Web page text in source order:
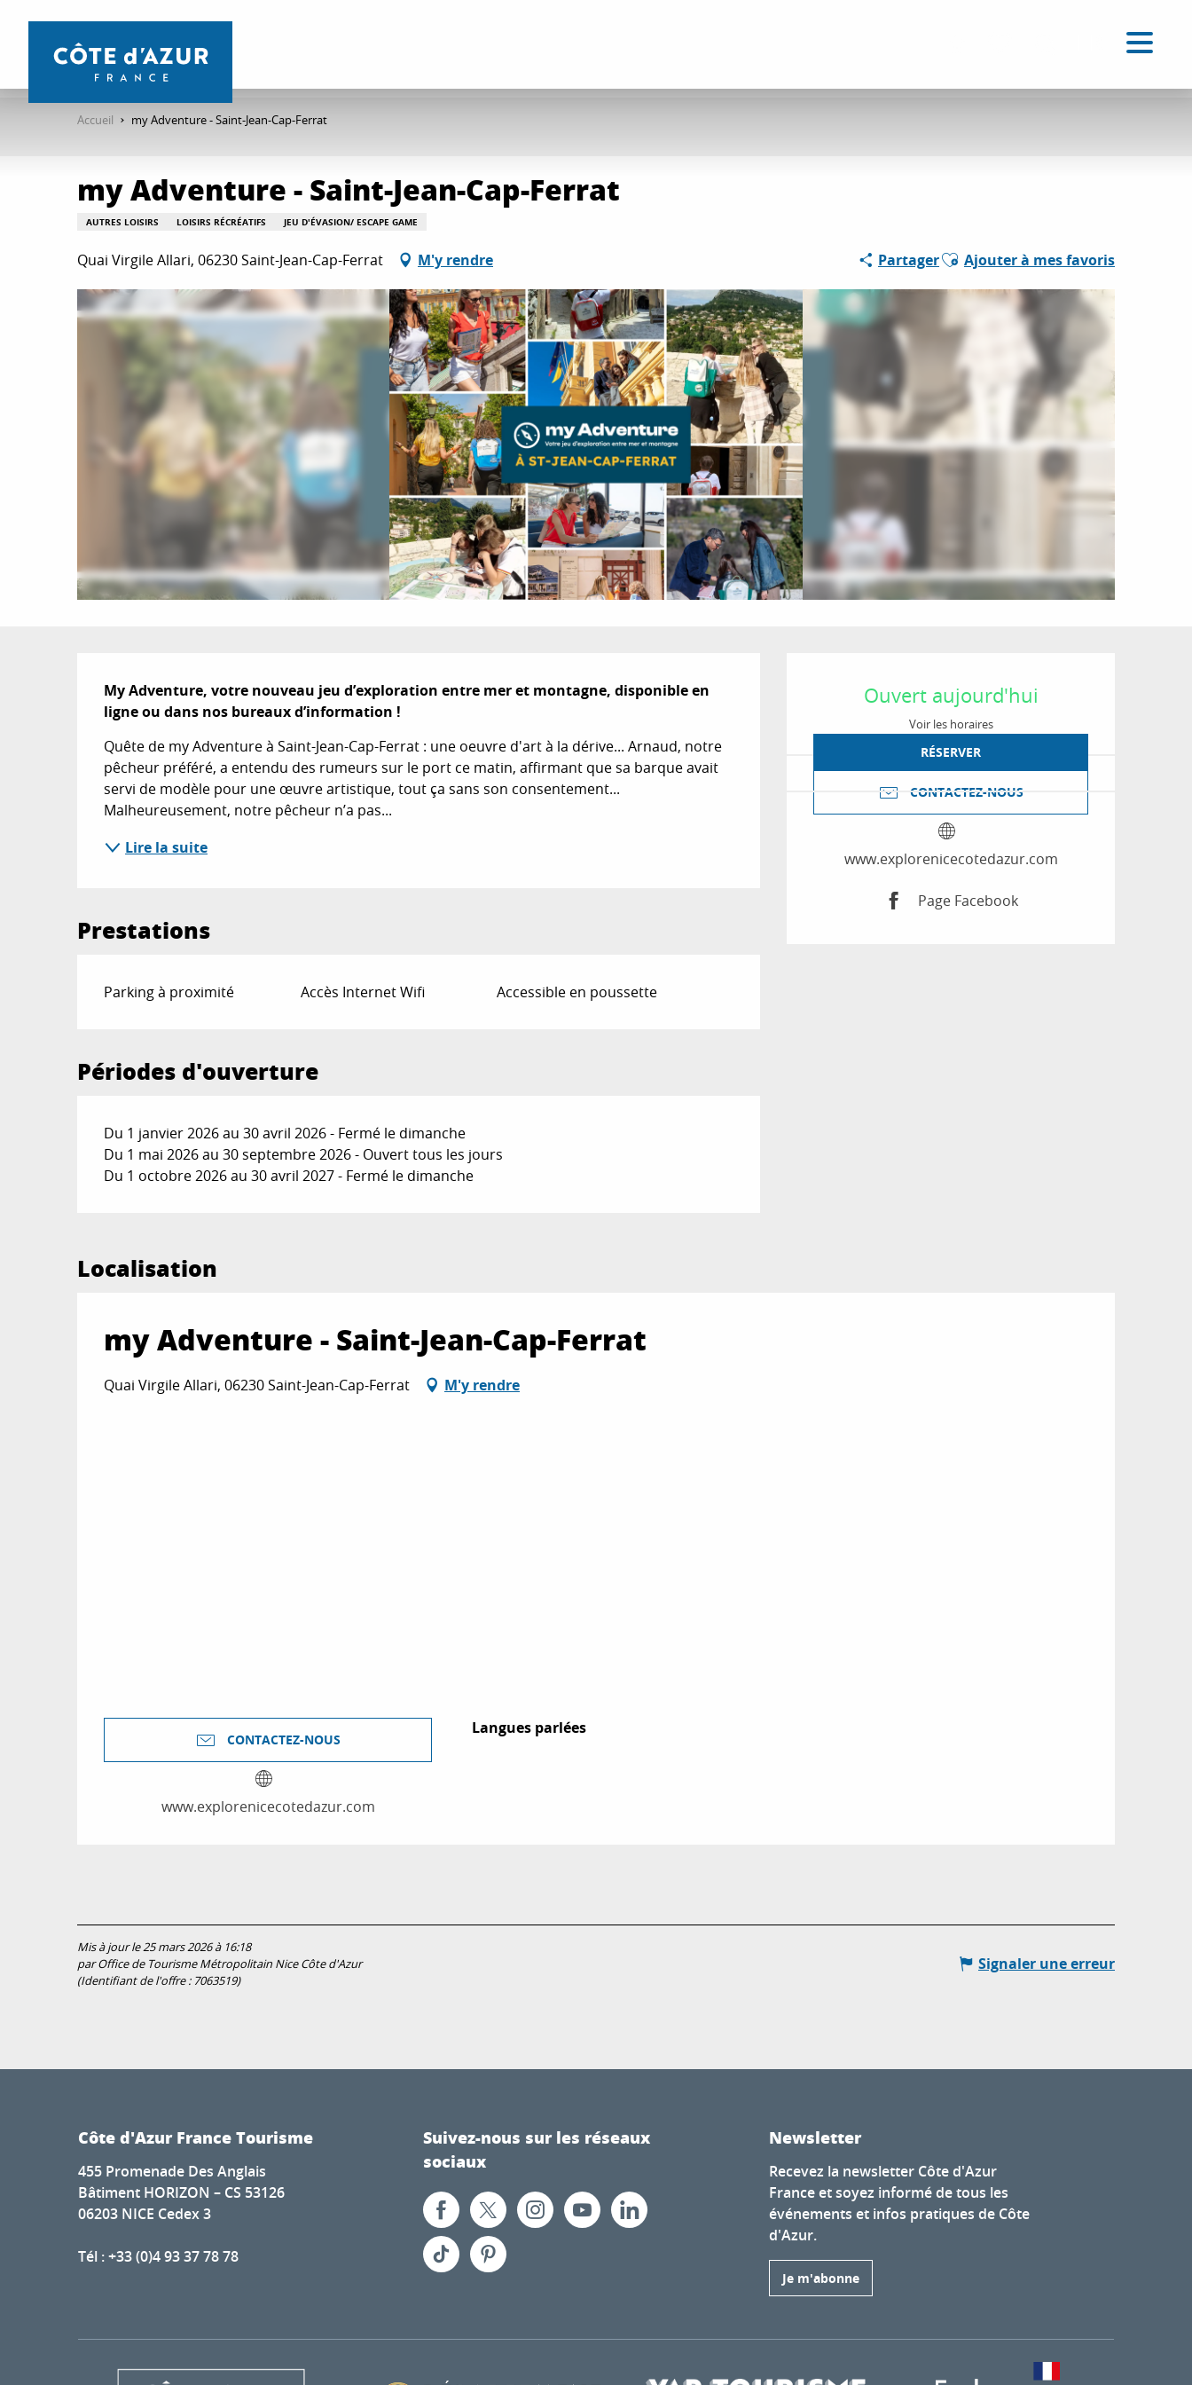
contenu
Accueil my Adventure - Saint-Jean-Cap-Ferrat
my Adventure - Saint-Jean-Cap-Ferrat
AUTRES LOISIRS LOISIRS RÉCRÉATIFS JEU D'ÉVASION/ ESCAPE GAME
Quai Virgile Allari, 06230 Saint-Jean-Cap-Ferrat M'y rendre PartagerAjouter aux favoris
Ajouter à mes favoris
Ouverture et
Ouvert aujourd'hui
Voir les horaires
RÉSERVER
CONTACTEZ-NOUS
www.explorenicecotedazur.com
Page Facebook
Description
My Adventure, votre nouveau jeu d’exploration entre mer et montagne, disponible en
ligne ou dans nos bureaux d’information !
Quête de my Adventure à Saint-Jean-Cap-Ferrat : une oeuvre d'art à la dérive... Arnaud, notre
pêcheur préféré, a entendu des rumeurs sur le port ce matin, affirmant que sa barque avait
servi de modèle pour une œuvre artistique, tout ça sans son consentement...
Malheureusement, notre pêcheur n’a pas...
Lire la suite
Prestations
Parking à proximité Accès Internet Wifi Accessible en poussette
Périodes d'ouverture
Du 1 janvier 2026 au 30 avril 2026 - Fermé le dimanche
Du 1 mai 2026 au 30 septembre 2026 - Ouvert tous les jours
Du 1 octobre 2026 au 30 avril 2027 - Fermé le dimanche
Localisation
my Adventure - Saint-Jean-Cap-Ferrat
Quai Virgile Allari, 06230 Saint-Jean-Cap-Ferrat M'y rendre
CONTACTEZ-NOUS
www.explorenicecotedazur.com
Langues parlées
Langues parlées
Mis à jour le 25 mars 2026 à 16:18
par Office de Tourisme Métropolitain Nice Côte d'Azur
(Identifiant de l'offre : 7063519)
Signaler une erreur
Côte d'Azur France Tourisme
455 Promenade Des Anglais
Bâtiment HORIZON – CS 53126
06203 NICE Cedex 3
Tél : +33 (0)4 93 37 78 78
Suivez-nous sur les réseaux
sociaux
Newsletter
Recevez la newsletter Côte d'Azur
France et soyez informé de tous les
événements et infos pratiques de Côte
d'Azur.
Je m'abonne